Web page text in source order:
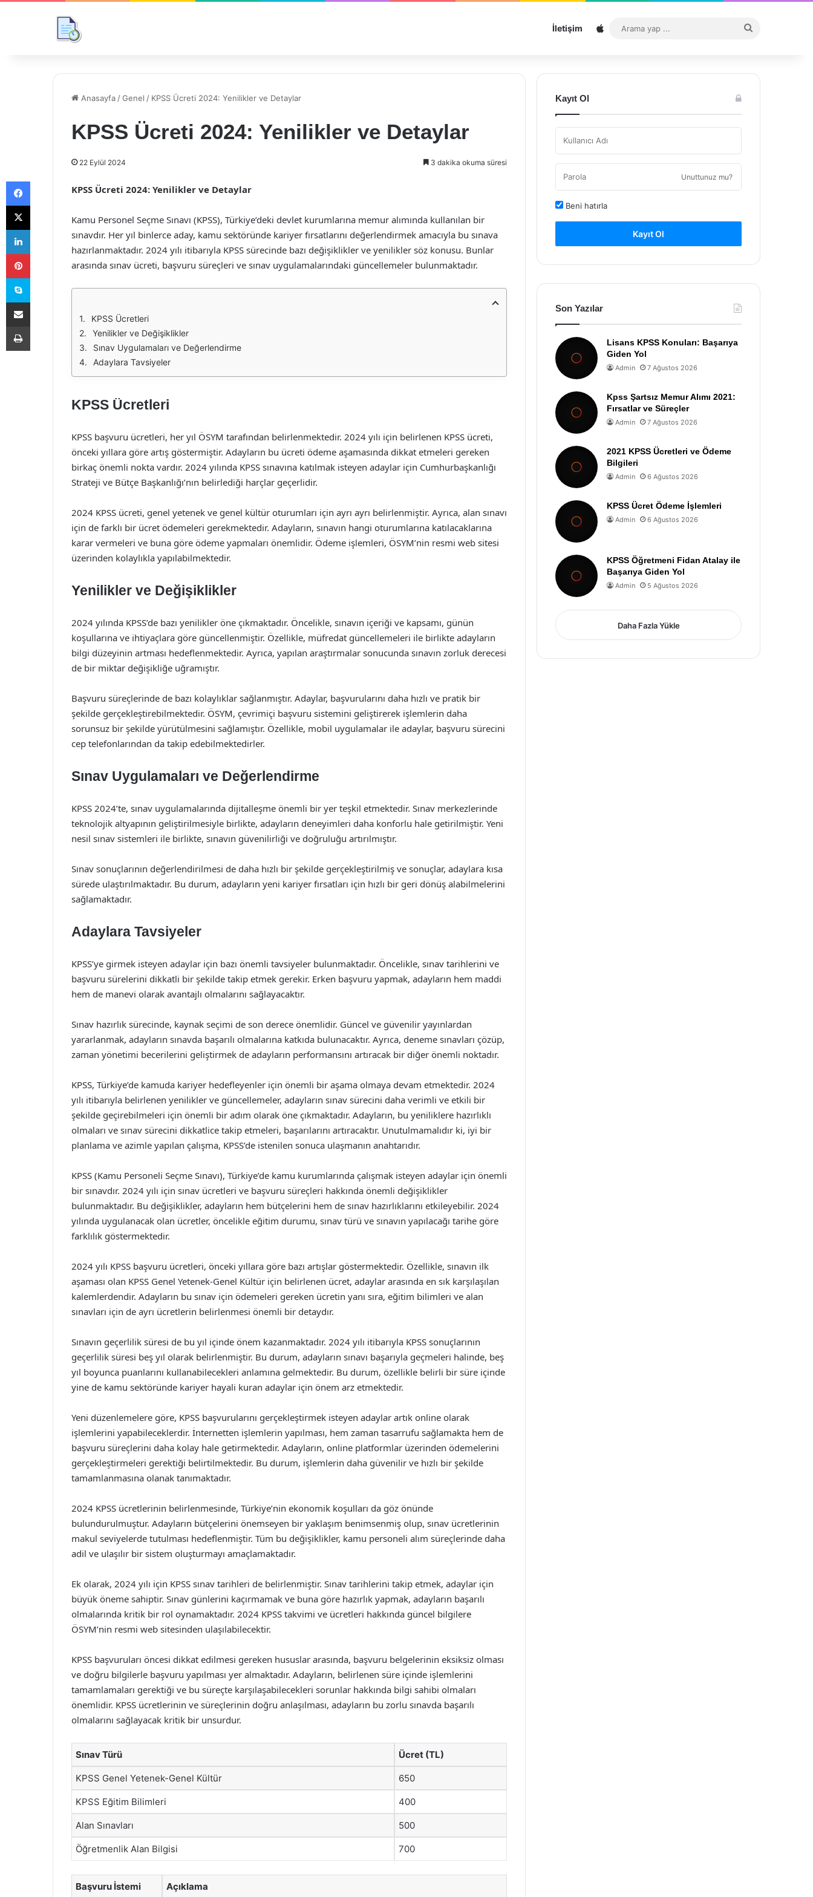
İletişim Sitemap
...
Anasayfa /Genel / KPSS Ücreti 2024: Yenilikler ve Detaylar
KPSS Ücreti 2024: Yenilikler ve Detaylar
22 Eylül 2024 3 dakika okuma süresi
KPSS Ücreti 2024: Yenilikler ve Detaylar
Kamu Personel Seçme Sınavı (KPSS), Türkiye’deki devlet kurumlarına memur alımında kullanılan bir
sınavdır. Her yıl binlerce aday, kamu sektöründe kariyer fırsatlarını değerlendirmek amacıyla bu sınava
hazırlanmaktadır. 2024 yılı itibarıyla KPSS sürecinde bazı değişiklikler ve yenilikler söz konusu. Bunlar
arasında sınav ücreti, başvuru süreçleri ve sınav uygulamalarındaki güncellemeler bulunmaktadır.
KPSS Ücretleri
Yenilikler ve Değişiklikler
Sınav Uygulamaları ve Değerlendirme
Adaylara Tavsiyeler
KPSS Ücretleri
KPSS başvuru ücretleri, her yıl ÖSYM tarafından belirlenmektedir. 2024 yılı için belirlenen KPSS ücreti,
önceki yıllara göre artış göstermiştir. Adayların bu ücreti ödeme aşamasında dikkat etmeleri gereken
birkaç önemli nokta vardır. 2024 yılında KPSS sınavına katılmak isteyen adaylar için Cumhurbaşkanlığı
Strateji ve Bütçe Başkanlığı’nın belirlediği harçlar geçerlidir.
2024 KPSS ücreti, genel yetenek ve genel kültür oturumları için ayrı ayrı belirlenmiştir. Ayrıca, alan sınavı
için de farklı bir ücret ödemeleri gerekmektedir. Adayların, sınavın hangi oturumlarına katılacaklarına
karar vermeleri ve buna göre ödeme yapmaları önemlidir. Ödeme işlemleri, ÖSYM’nin resmi web sitesi
üzerinden kolaylıkla yapılabilmektedir.
Yenilikler ve Değişiklikler
2024 yılında KPSS’de bazı yenilikler öne çıkmaktadır. Öncelikle, sınavın içeriği ve kapsamı, günün
koşullarına ve ihtiyaçlara göre güncellenmiştir. Özellikle, müfredat güncellemeleri ile birlikte adayların
bilgi düzeyinin artması hedeflenmektedir. Ayrıca, yapılan araştırmalar sonucunda sınavın zorluk derecesi
de bir miktar değişikliğe uğramıştır.
Başvuru süreçlerinde de bazı kolaylıklar sağlanmıştır. Adaylar, başvurularını daha hızlı ve pratik bir
şekilde gerçekleştirebilmektedir. ÖSYM, çevrimiçi başvuru sistemini geliştirerek işlemlerin daha
sorunsuz bir şekilde yürütülmesini sağlamıştır. Özellikle, mobil uygulamalar ile adaylar, başvuru sürecini
cep telefonlarından da takip edebilmektedirler.
Sınav Uygulamaları ve Değerlendirme
KPSS 2024’te, sınav uygulamalarında dijitalleşme önemli bir yer teşkil etmektedir. Sınav merkezlerinde
teknolojik altyapının geliştirilmesiyle birlikte, adayların deneyimleri daha konforlu hale getirilmiştir. Yeni
nesil sınav sistemleri ile birlikte, sınavın güvenilirliği ve doğruluğu artırılmıştır.
Sınav sonuçlarının değerlendirilmesi de daha hızlı bir şekilde gerçekleştirilmiş ve sonuçlar, adaylara kısa
sürede ulaştırılmaktadır. Bu durum, adayların yeni kariyer fırsatları için hızlı bir geri dönüş alabilmelerini
sağlamaktadır.
Adaylara Tavsiyeler
KPSS’ye girmek isteyen adaylar için bazı önemli tavsiyeler bulunmaktadır. Öncelikle, sınav tarihlerini ve
başvuru sürelerini dikkatli bir şekilde takip etmek gerekir. Erken başvuru yapmak, adayların hem maddi
hem de manevi olarak avantajlı olmalarını sağlayacaktır.
Sınav hazırlık sürecinde, kaynak seçimi de son derece önemlidir. Güncel ve güvenilir yayınlardan
yararlanmak, adayların sınavda başarılı olmalarına katkıda bulunacaktır. Ayrıca, deneme sınavları çözüp,
zaman yönetimi becerilerini geliştirmek de adayların performansını artıracak bir diğer önemli noktadır.
KPSS, Türkiye’de kamuda kariyer hedefleyenler için önemli bir aşama olmaya devam etmektedir. 2024
yılı itibarıyla belirlenen yenilikler ve güncellemeler, adayların sınav sürecini daha verimli ve etkili bir
şekilde geçirebilmeleri için önemli bir adım olarak öne çıkmaktadır. Adayların, bu yeniliklere hazırlıklı
olmaları ve sınav sürecini dikkatlice takip etmeleri, başarılarını artıracaktır. Unutulmamalıdır ki, iyi bir
planlama ve azimle yapılan çalışma, KPSS’de istenilen sonuca ulaşmanın anahtarıdır.
KPSS (Kamu Personeli Seçme Sınavı), Türkiye’de kamu kurumlarında çalışmak isteyen adaylar için önemli
bir sınavdır. 2024 yılı için sınav ücretleri ve başvuru süreçleri hakkında önemli değişiklikler
bulunmaktadır. Bu değişiklikler, adayların hem bütçelerini hem de sınav hazırlıklarını etkileyebilir. 2024
yılında uygulanacak olan ücretler, öncelikle eğitim durumu, sınav türü ve sınavın yapılacağı tarihe göre
farklılık göstermektedir.
2024 yılı KPSS başvuru ücretleri, önceki yıllara göre bazı artışlar göstermektedir. Özellikle, sınavın ilk
aşaması olan KPSS Genel Yetenek-Genel Kültür için belirlenen ücret, adaylar arasında en sık karşılaşılan
kalemlerdendir. Adayların bu sınav için ödemeleri gereken ücretin yanı sıra, eğitim bilimleri ve alan
sınavları için de ayrı ücretlerin belirlenmesi önemli bir detaydır.
Sınavın geçerlilik süresi de bu yıl içinde önem kazanmaktadır. 2024 yılı itibarıyla KPSS sonuçlarının
geçerlilik süresi beş yıl olarak belirlenmiştir. Bu durum, adayların sınavı başarıyla geçmeleri halinde, beş
yıl boyunca puanlarını kullanabilecekleri anlamına gelmektedir. Bu durum, özellikle belirli bir süre içinde
yine de kamu sektöründe kariyer hayali kuran adaylar için önem arz etmektedir.
Yeni düzenlemelere göre, KPSS başvurularını gerçekleştirmek isteyen adaylar artık online olarak
işlemlerini yapabileceklerdir. İnternetten işlemlerin yapılması, hem zaman tasarrufu sağlamakta hem de
başvuru süreçlerini daha kolay hale getirmektedir. Adayların, online platformlar üzerinden ödemelerini
gerçekleştirmeleri gerektiği belirtilmektedir. Bu durum, işlemlerin daha güvenilir ve hızlı bir şekilde
tamamlanmasına olanak tanımaktadır.
2024 KPSS ücretlerinin belirlenmesinde, Türkiye’nin ekonomik koşulları da göz önünde
bulundurulmuştur. Adayların bütçelerini önemseyen bir yaklaşım benimsenmiş olup, sınav ücretlerinin
makul seviyelerde tutulması hedeflenmiştir. Tüm bu değişiklikler, kamu personeli alım süreçlerinde daha
adil ve ulaşılır bir sistem oluşturmayı amaçlamaktadır.
Ek olarak, 2024 yılı için KPSS sınav tarihleri de belirlenmiştir. Sınav tarihlerini takip etmek, adaylar için
büyük öneme sahiptir. Sınav günlerini kaçırmamak ve buna göre hazırlık yapmak, adayların başarılı
olmalarında kritik bir rol oynamaktadır. 2024 KPSS takvimi ve ücretleri hakkında güncel bilgilere
ÖSYM’nin resmi web sitesinden ulaşılabilecektir.
KPSS başvuruları öncesi dikkat edilmesi gereken hususlar arasında, başvuru belgelerinin eksiksiz olması
ve doğru bilgilerle başvuru yapılması yer almaktadır. Adayların, belirlenen süre içinde işlemlerini
tamamlamaları gerektiği ve bu süreçte karşılaşabilecekleri sorunlar hakkında bilgi sahibi olmaları
önemlidir. KPSS ücretlerinin ve süreçlerinin doğru anlaşılması, adayların bu zorlu sınavda başarılı
olmalarını sağlayacak kritik bir unsurdur.
Sınav Türü Ücret (TL)
KPSS Genel Yetenek-Genel Kültür 650
KPSS Eğitim Bilimleri 400
Alan Sınavları 500
Öğretmenlik Alan Bilgisi 700
Başvuru İstemi Açıklama
Kayıt Ol
Unuttunuz mu?
Beni hatırla
Kayıt Ol
Son Yazılar
Lisans KPSS Konuları: Başarıya
Giden Yol
Admin 7 Ağustos 2026
Kpss Şartsız Memur Alımı 2021:
Fırsatlar ve Süreçler
Admin 7 Ağustos 2026
2021 KPSS Ücretleri ve Ödeme
Bilgileri
Admin 6 Ağustos 2026
KPSS Ücret Ödeme İşlemleri
Admin 6 Ağustos 2026
KPSS Öğretmeni Fidan Atalay ile
Başarıya Giden Yol
Admin 5 Ağustos 2026
Daha Fazla Yükle
Facebook
X
LinkedIn
Pinterest
Skype
E-Posta ile paylaş